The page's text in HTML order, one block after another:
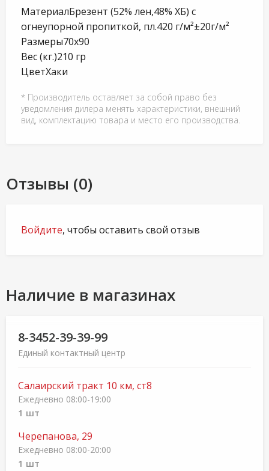
МатериалБрезент (52% лен,48% ХБ) с
огнеупорной пропиткой, пл.420 г/м²±20г/м²
Размеры70х90
Вес (кг.)210 гр
ЦветХаки
* Производитель оставляет за собой право без
уведомления дилера менять характеристики, внешний
вид, комплектацию товара и место его производства.
Отзывы (0)
Войдите, чтобы оставить свой отзыв
Наличие в магазинах
8-3452-39-39-99
Единый контактный центр
Салаирский тракт 10 км, ст8
Ежедневно 08:00-19:00
1 шт
Черепанова, 29
Ежедневно 08:00-20:00
1 шт